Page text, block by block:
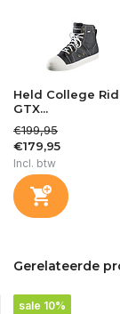
Held College
GTX...
€199,95
€179,95
Incl. btw
Gerelateerde
sale 10%